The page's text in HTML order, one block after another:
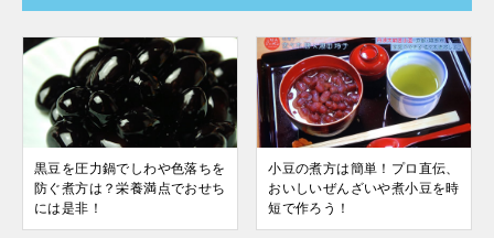
黒豆を圧力鍋でしわや色落ちを
防ぐ煮方は？栄養満点でおせち
には是非！
小豆の煮方は簡単！プロ直伝、
おいしいぜんざいや煮小豆を時
短で作ろう！